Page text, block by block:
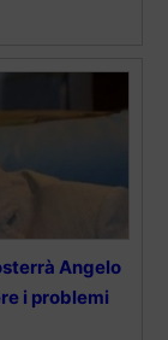
Angelo
i problemi